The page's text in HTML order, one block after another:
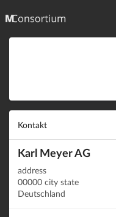
Kontakt
Karl Meyer AG
address
00000 city state
Deutschland